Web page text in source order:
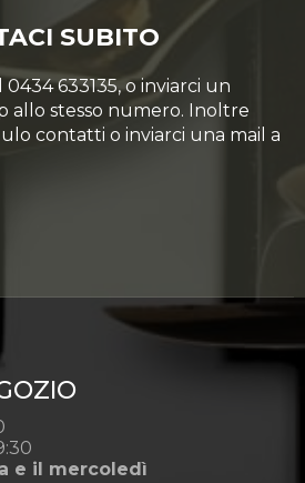
SUBITO
633135, o inviarci un
allo stesso numero. Inoltre
contatti o inviarci una mail a
e il mercoledì